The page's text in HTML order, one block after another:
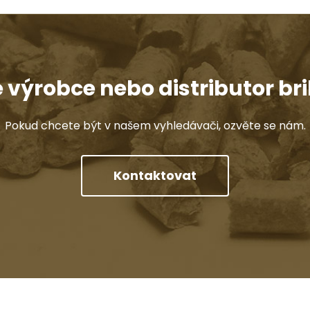
výrobce nebo distributor
Pokud chcete být v našem vyhledávači, ozvěte se nám.
Kontaktovat